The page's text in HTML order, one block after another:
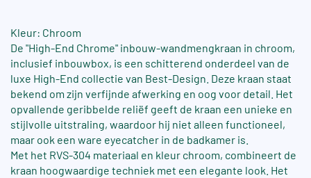
Kleur: Chroom
De "High-End Chrome" inbouw-wandmengkraan in chroom,
inclusief inbouwbox, is een schitterend onderdeel van de
luxe High-End collectie van Best-Design. Deze kraan staat
bekend om zijn verfijnde afwerking en oog voor detail. Het
opvallende geribbelde reliëf geeft de kraan een unieke en
stijlvolle uitstraling, waardoor hij niet alleen functioneel,
maar ook een ware eyecatcher in de badkamer is.
Met het RVS-304 materiaal en kleur chroom, combineert de
kraan hoogwaardige techniek met een elegante look. Het